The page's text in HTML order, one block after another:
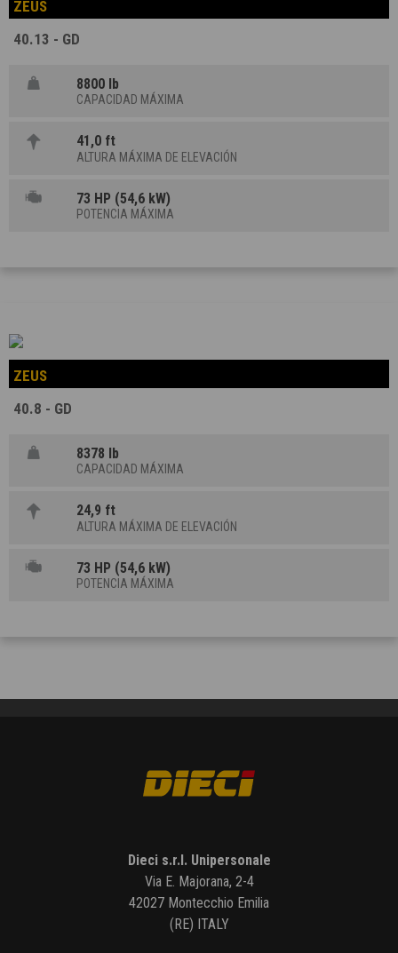
ZEUS
40.13 - GD
8800 lb
CAPACIDAD MÁXIMA
41,0 ft
ALTURA MÁXIMA DE ELEVACIÓN
73 HP (54,6 kW)
POTENCIA MÁXIMA
ZEUS
40.8 - GD
8378 lb
CAPACIDAD MÁXIMA
24,9 ft
ALTURA MÁXIMA DE ELEVACIÓN
73 HP (54,6 kW)
POTENCIA MÁXIMA
Dieci s.r.l. Unipersonale
Via E. Majorana, 2-4
42027 Montecchio Emilia
(RE) ITALY